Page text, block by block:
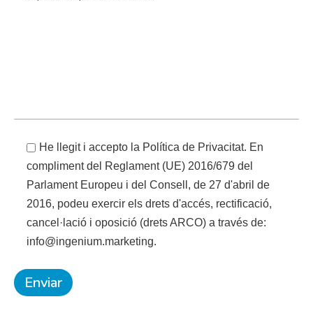
He llegit i accepto la Política de Privacitat. En
compliment del Reglament (UE) 2016/679 del
Parlament Europeu i del Consell, de 27 d'abril de
2016, podeu exercir els drets d'accés, rectificació,
cancel·lació i oposició (drets ARCO) a través de:
info@ingenium.marketing.